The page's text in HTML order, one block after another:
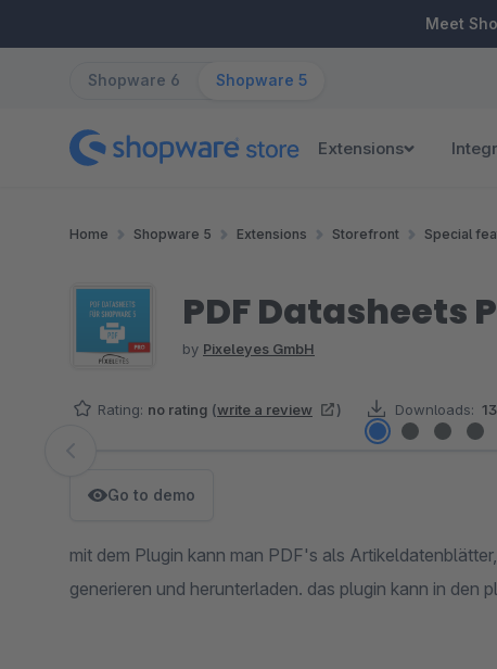
Meet
Shopware 6 Shopware 5
Extensions
Home Shopware 5 Extensions Storefront Special
PDF Datasheets
by Pixeleyes GmbH
Rating: no rating (write a review ) Downloads:
Skip image gallery
Go to demo
mit dem Plugin kann man PDF's als
generieren und herunterladen. das plugin kann in den